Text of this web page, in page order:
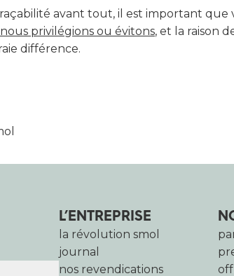
avant tout, il est important que
privilégions ou évitons, et la raison
différence.
L’ENTREPRISE
la révolution smol
journal
nos revendications